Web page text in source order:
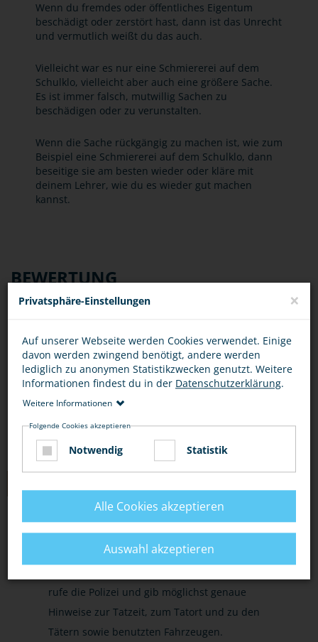
Wenn du fremdes oder öffentliches Eigentum
beschädigt oder zerstört hast, dann ist das Unrecht
und vermutlich weißt du das auch.
Vielleicht war es nur eine Schmiererei auf dem
Schulklo, vielleicht aber auch eine größere Sache.
Es ist immer falsch, mutwillig Sachen zu
beschädigen oder zu verunstalten.
Wenn die Sache rückgängig zu machen ist, wie zum
Beispiel eine Schmiererei auf dem Schulklo, dann
beseitige sie am besten wieder oder kläre mit
deinem Lehrer, wie du es wieder gut machen
kannst.
BEWERTUNG
DIESEN ARTIKEL ...
ZEUGEN
rufe die Polizei und gib möglichst genaue
Hinweise zur Tatzeit, zum Tatort und zu den
Tätern sowie benutzten Fahrzeugen.
Privatsphäre-Einstellungen ×
Auf unserer Webseite werden Cookies verwendet. Einige
davon werden zwingend benötigt, andere werden
lediglich zu anonymen Statistikzwecken genutzt. Weitere
Informationen findest du in der Datenschutzerklärung.
Weitere Informationen
Folgende Cookies akzeptieren
Notwendig Statistik
Alle Cookies akzeptieren
Auswahl akzeptieren